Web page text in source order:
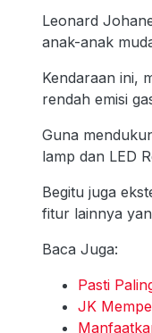
Leonard
anak-anak
Kendaraan ini,
rendah emisi
Guna
lamp dan LED
Begitu juga
fitur lainnya
Baca Juga:
Pasti
JK